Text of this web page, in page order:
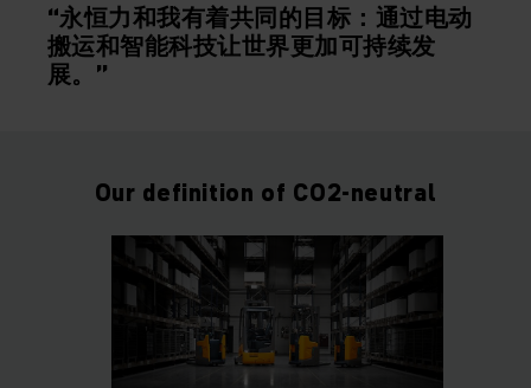
“永恒力和我有着共同的目标：通过电动
搬运和智能科技让世界更加可持续发
展。”
Our definition of CO2-neutral